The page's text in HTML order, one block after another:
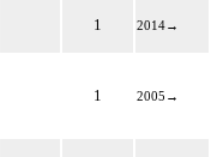
1 2014→
1 2005 →